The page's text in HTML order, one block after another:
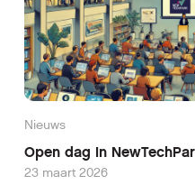
Nieuws
Open dag in
23 maart 2026